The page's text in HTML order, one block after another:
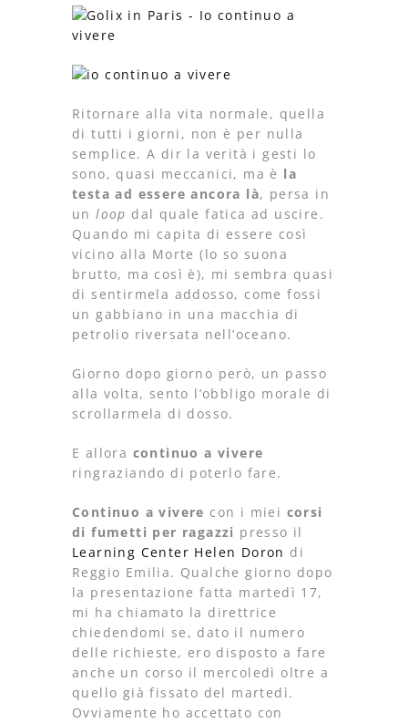
Ritornare alla vita normale, quella
di tutti i giorni, non è per nulla
semplice. A dir la verità i gesti lo
sono, quasi meccanici, ma è la
testa ad essere ancora là, persa in
unloop dal quale fatica ad uscire.
Quando mi capita di essere così
vicino alla Morte (lo so suona
brutto, ma così è), mi sembra quasi
di sentirmela addosso, come fossi
un gabbiano in una macchia di
petrolio riversata nell’oceano.
Giorno dopo giorno però, un passo
alla volta, sento l’obbligo morale di
scrollarmela di dosso.
E allora continuo a vivere
ringraziando di poterlo fare.
Continuo a vivere con i miei corsi
di fumetti per ragazzi presso il
Learning Center Helen Doron di
Reggio Emilia. Qualche giorno dopo
la presentazione fatta martedì 17,
mi ha chiamato la direttrice
chiedendomi se, dato il numero
delle richieste, ero disposto a fare
anche un corso il mercoledì oltre a
quello già fissato del martedì.
Ovviamente ho accettato con